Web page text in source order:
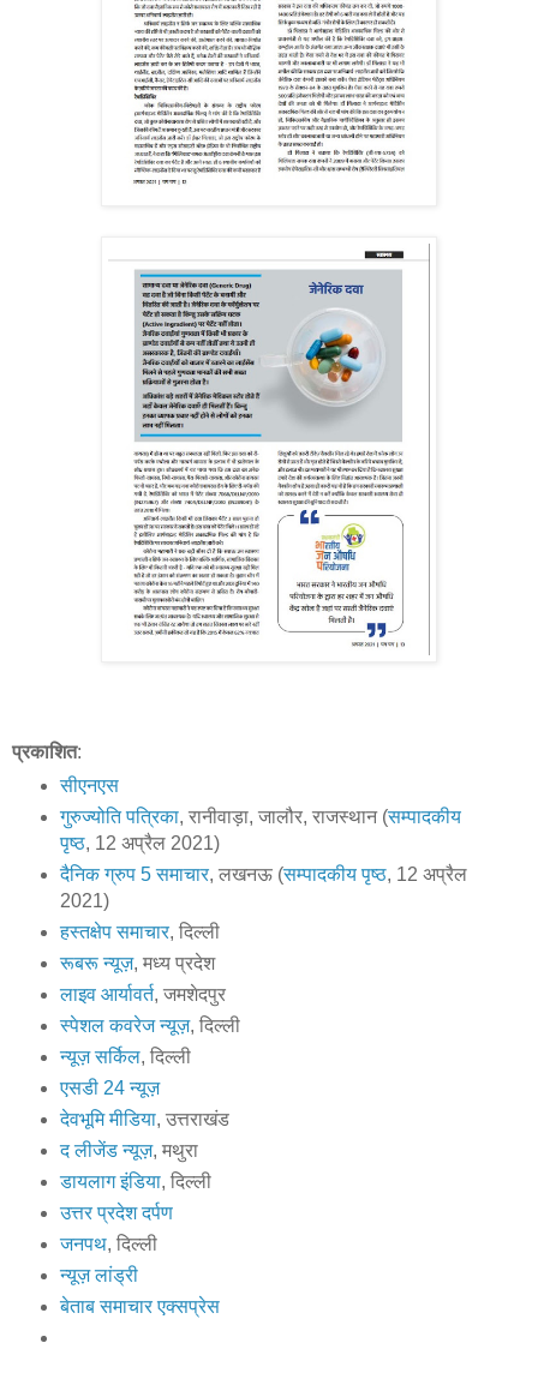
प्रकाशित:
सीएनएस
गुरुज्योति पत्रिका, रानीवाड़ा, जालौर, राजस्थान (सम्पादकीय
पृष्ठ, 12 अप्रैल 2021)
दैनिक ग्रुप 5 समाचार, लखनऊ (सम्पादकीय पृष्ठ, 12 अप्रैल
2021)
हस्तक्षेप समाचार, दिल्ली
रूबरू न्यूज़, मध्य प्रदेश
लाइव आर्यावर्त, जमशेदपुर
स्पेशल कवरेज न्यूज़, दिल्ली
न्यूज़ सर्किल, दिल्ली
एसडी 24 न्यूज़
देवभूमि मीडिया, उत्तराखंड
द लीजेंड न्यूज़, मथुरा
डायलाग इंडिया, दिल्ली
उत्तर प्रदेश दर्पण
जनपथ, दिल्ली
न्यूज़ लांड्री
बेताब समाचार एक्सप्रेस